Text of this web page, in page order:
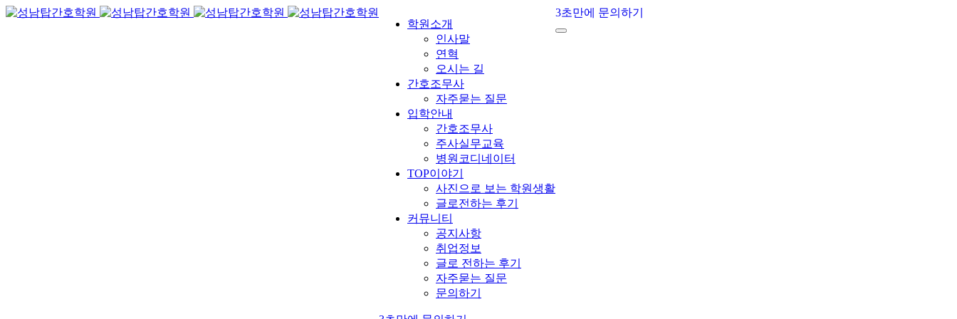
학원소개
인사말
연혁
오시는 길
간호조무사
자주묻는 질문
입학안내
간호조무사
주사실무교육
병원코디네이터
TOP이야기
사진으로 보는 학원생활
글로전하는 후기
커뮤니티
공지사항
취업정보
글로 전하는 후기
자주묻는 질문
문의하기
3초만에 문의하기